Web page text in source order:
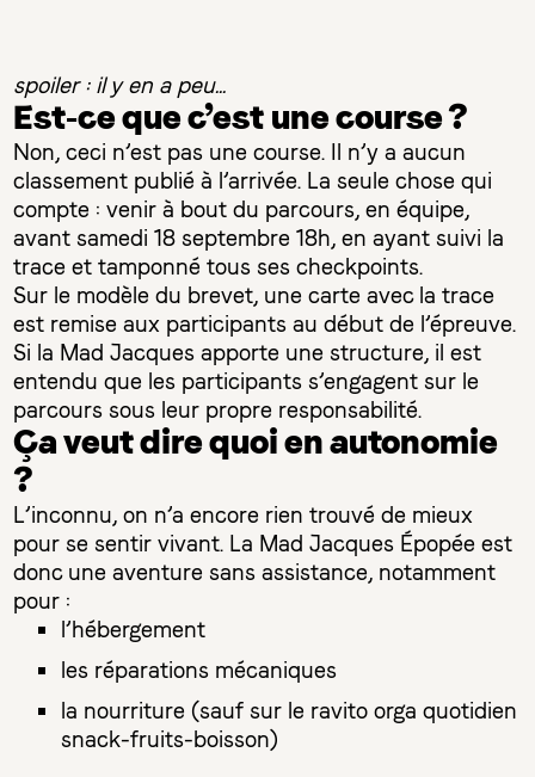
spoiler : il y en a peu...
Est-ce que c’est une course ?
Non, ceci n’est pas une course. Il n’y a aucun
classement publié à l’arrivée. La seule chose qui
compte : venir à bout du parcours, en équipe,
avant samedi 18 septembre 18h, en ayant suivi la
trace et tamponné tous ses checkpoints.
Sur le modèle du brevet, une carte avec la trace
est remise aux participants au début de l’épreuve.
Si la Mad Jacques apporte une structure, il est
entendu que les participants s’engagent sur le
parcours sous leur propre responsabilité.
Ça veut dire quoi en autonomie
?
L’inconnu, on n’a encore rien trouvé de mieux
pour se sentir vivant. La Mad Jacques Épopée est
donc une aventure sans assistance, notamment
pour :
l’hébergement
les réparations mécaniques
la nourriture (sauf sur le ravito orga quotidien
snack-fruits-boisson)